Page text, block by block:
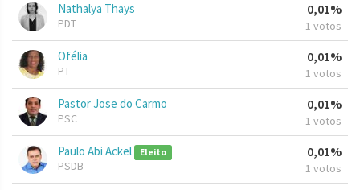
Nathalya Thays
PDT
0,01%
1 votos
Ofélia
PT
0,01%
1 votos
Pastor Jose do Carmo
PSC
0,01%
1 votos
Paulo Abi Ackel Eleito
PSDB
0,01%
1 votos